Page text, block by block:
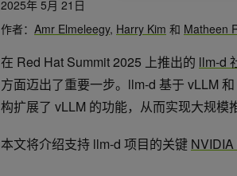
2025年 5月 21日
作者： Amr Elmeleegy, Harry Kim 和 Matheen
在 Red Hat Summit 2025 上推出的 llm-d
方面迈出了重要一步。llm-d 基于 vLLM
构扩展了 vLLM 的功能，从而实现大规模
本文将介绍支持 llm-d 项目的关键